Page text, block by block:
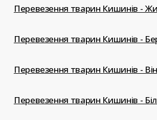
Перевезення тварин Кишинів -
Перевезення тварин Кишинів -
Перевезення тварин Кишинів -
Перевезення тварин Кишинів -